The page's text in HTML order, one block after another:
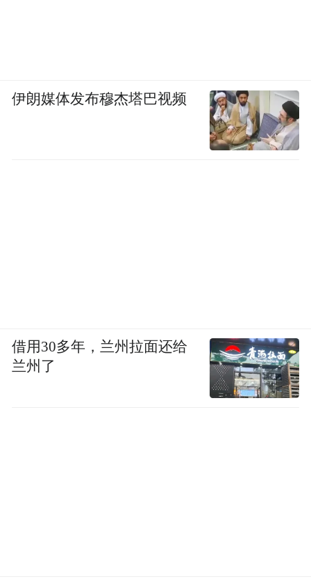
伊朗媒体发布穆杰塔巴视频
借用30多年，兰州拉面还给
兰州了